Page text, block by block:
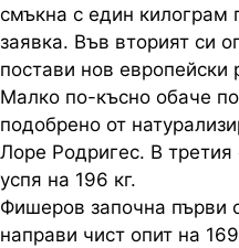
смъкна с един килограм
заявка. Във вторият си
постави нов европейски
Малко по-късно обаче
подобрено от
Лоре Родригес. В третия
успя на 196 кг.
Фишеров започна първи
направи чист опит на